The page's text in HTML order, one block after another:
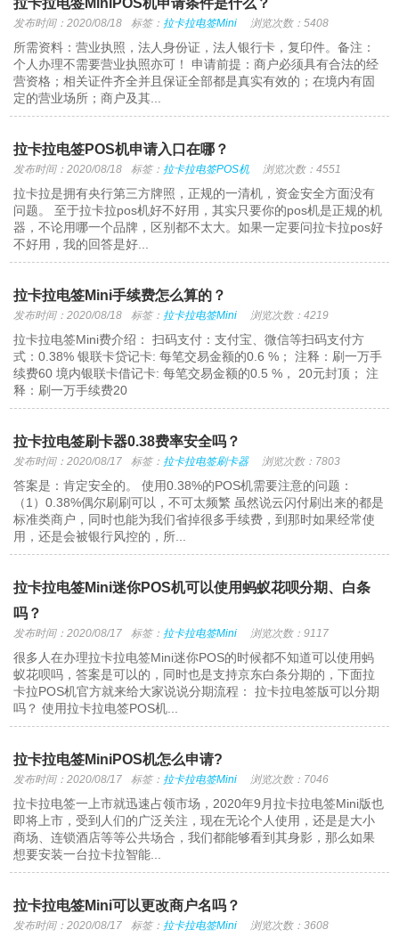
拉卡拉电签MiniPOS机申请条件是什么？
发布时间：2020/08/18 标签： 拉卡拉电签Mini 浏览次数：5408
所需资料：营业执照，法人身份证，法人银行卡，复印件。备注：
个人办理不需要营业执照亦可！ 申请前提：商户必须具有合法的经
营资格；相关证件齐全并且保证全部都是真实有效的；在境内有固
定的营业场所；商户及其...
拉卡拉电签POS机申请入口在哪？
发布时间：2020/08/18 标签： 拉卡拉电签POS机 浏览次数：4551
拉卡拉是拥有央行第三方牌照，正规的一清机，资金安全方面没有
问题。 至于拉卡拉pos机好不好用，其实只要你的pos机是正规的机
器，不论用哪一个品牌，区别都不太大。如果一定要问拉卡拉pos好
不好用，我的回答是好...
拉卡拉电签Mini手续费怎么算的？
发布时间：2020/08/18 标签： 拉卡拉电签Mini 浏览次数：4219
拉卡拉电签Mini费介绍： 扫码支付：支付宝、微信等扫码支付方
式：0.38% 银联卡贷记卡: 每笔交易金额的0.6 %； 注释：刷一万手
续费60 境内银联卡借记卡: 每笔交易金额的0.5 %， 20元封顶； 注
释：刷一万手续费20
拉卡拉电签刷卡器0.38费率安全吗？
发布时间：2020/08/17 标签： 拉卡拉电签刷卡器 浏览次数：7803
答案是：肯定安全的。 使用0.38%的POS机需要注意的问题：
（1）0.38%偶尔刷刷可以，不可太频繁 虽然说云闪付刷出来的都是
标准类商户，同时也能为我们省掉很多手续费，到那时如果经常使
用，还是会被银行风控的，所...
拉卡拉电签Mini迷你POS机可以使用蚂蚁花呗分期、白条
吗？
发布时间：2020/08/17 标签： 拉卡拉电签Mini 浏览次数：9117
很多人在办理拉卡拉电签Mini迷你POS的时候都不知道可以使用蚂
蚁花呗吗，答案是可以的，同时也是支持京东白条分期的，下面拉
卡拉POS机官方就来给大家说说分期流程： 拉卡拉电签版可以分期
吗？ 使用拉卡拉电签POS机...
拉卡拉电签MiniPOS机怎么申请?
发布时间：2020/08/17 标签： 拉卡拉电签Mini 浏览次数：7046
拉卡拉电签一上市就迅速占领市场，2020年9月拉卡拉电签Mini版也
即将上市，受到人们的广泛关注，现在无论个人使用，还是是大小
商场、连锁酒店等等公共场合，我们都能够看到其身影，那么如果
想要安装一台拉卡拉智能...
拉卡拉电签Mini可以更改商户名吗？
发布时间：2020/08/17 标签： 拉卡拉电签Mini 浏览次数：3608